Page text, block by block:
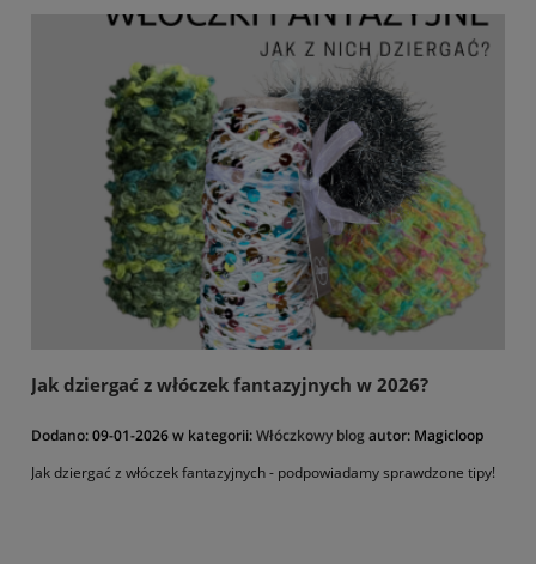
Jak dziergać z włóczek fantazyjnych w 2026?
Dodano:09-01-2026w kategorii:Włóczkowy blog autor: Magicloop
Jak dziergać z włóczek fantazyjnych - podpowiadamy sprawdzone tipy!